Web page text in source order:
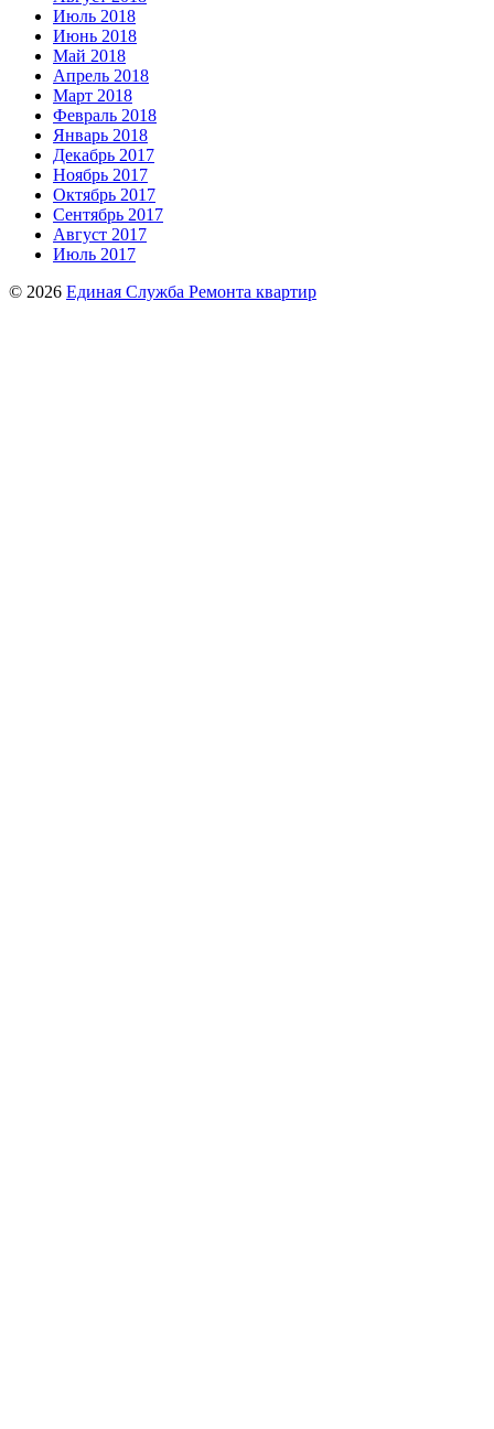
Июль 2018
Июнь 2018
Май 2018
Апрель 2018
Март 2018
Февраль 2018
Январь 2018
Декабрь 2017
Ноябрь 2017
Октябрь 2017
Сентябрь 2017
Август 2017
Июль 2017
© 2026 Единая Служба Ремонта квартир